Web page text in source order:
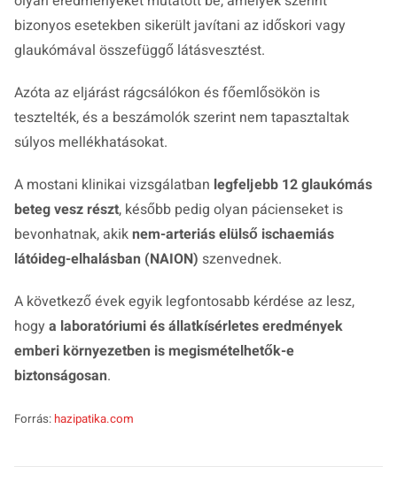
bizonyos esetekben sikerült javítani az időskori vagy
glaukómával összefüggő látásvesztést.
Azóta az eljárást rágcsálókon és főemlősökön is
tesztelték, és a beszámolók szerint nem tapasztaltak
súlyos mellékhatásokat.
A mostani klinikai vizsgálatban legfeljebb 12 glaukómás
beteg vesz részt, később pedig olyan pácienseket is
bevonhatnak, akiknem-arteriás elülső ischaemiás
látóideg-elhalásban (NAION) szenvednek.
A következő évek egyik legfontosabb kérdése az lesz,
hogy a laboratóriumi és állatkísérletes eredmények
emberi környezetben is megismételhetők-e
biztonságosan.
Forrás: hazipatika.com